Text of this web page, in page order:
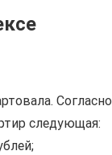
Согласно
следующая: